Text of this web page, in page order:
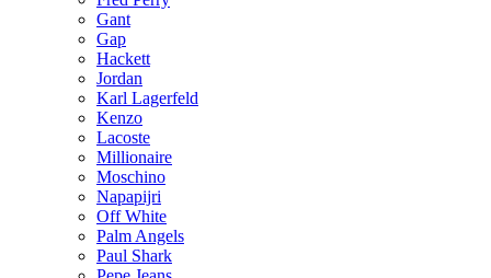
Gant
Gap
Hackett
Jordan
Karl Lagerfeld
Kenzo
Lacoste
Millionaire
Moschino
Napapijri
Off White
Palm Angels
Paul Shark